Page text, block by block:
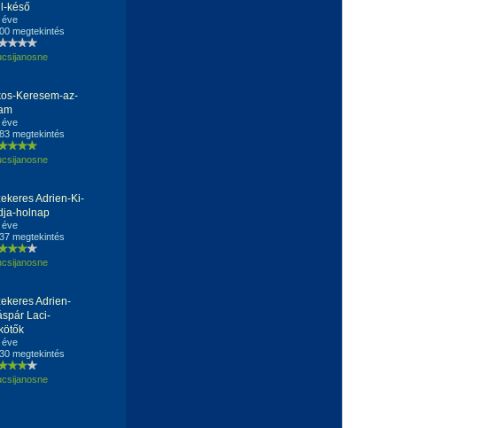
késő
éve
megtekintés
Keresem-az-
éve
megtekintés
Adrien-Ki-
holnap
éve
megtekintés
Adrien-
Laci-
éve
megtekintés